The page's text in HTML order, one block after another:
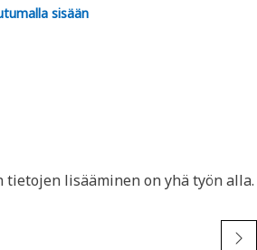
sisään
tietojen lisääminen on yhä työn alla.